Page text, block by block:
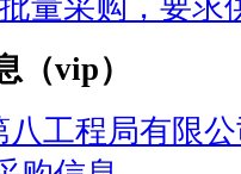
量采购，要求
（vip）
八工程局有限